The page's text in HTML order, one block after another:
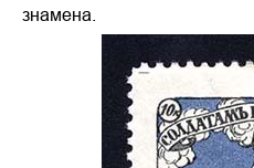
знамена.